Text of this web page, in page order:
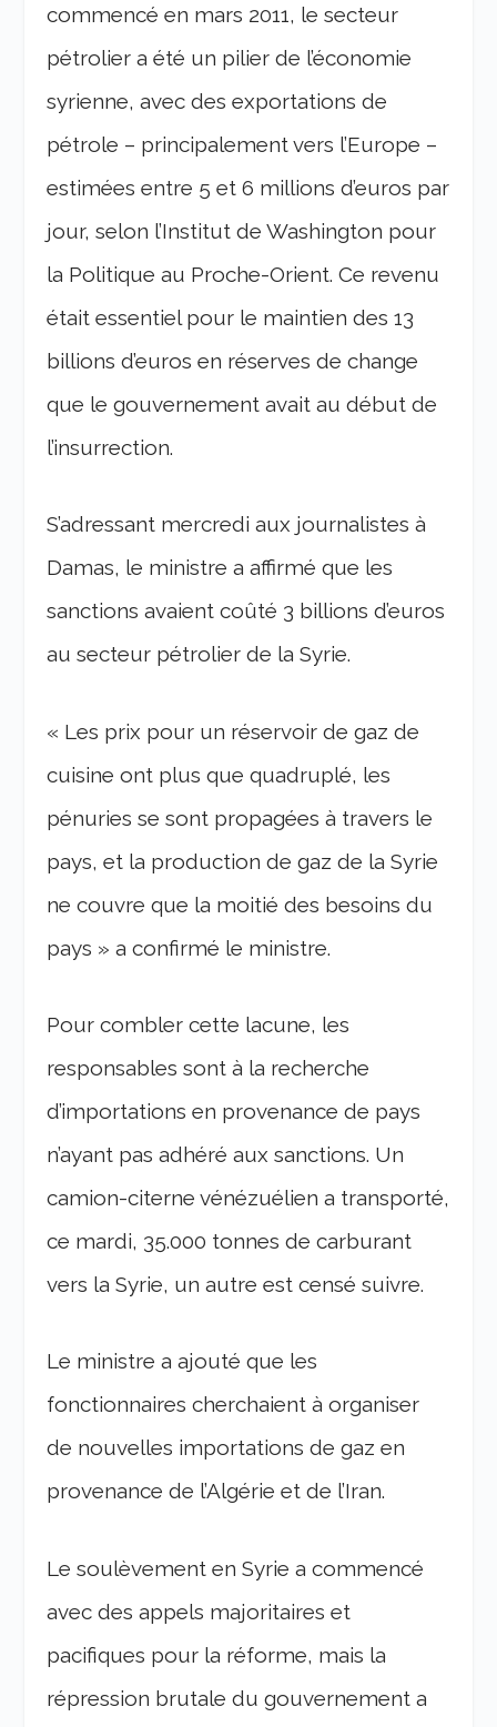
commencé en mars 2011, le secteur
pétrolier a été un pilier de l’économie
syrienne, avec des exportations de
pétrole – principalement vers l’Europe –
estimées entre 5 et 6 millions d’euros par
jour, selon l’Institut de Washington pour
la Politique au Proche-Orient. Ce revenu
était essentiel pour le maintien des 13
billions d’euros en réserves de change
que le gouvernement avait au début de
l’insurrection.
S’adressant mercredi aux journalistes à
Damas, le ministre a affirmé que les
sanctions avaient coûté 3 billions d’euros
au secteur pétrolier de la Syrie.
« Les prix ​​pour un réservoir de gaz de
cuisine ont plus que quadruplé, les
pénuries se sont propagées à travers le
pays, et la production de gaz de la Syrie
ne couvre que la moitié des besoins du
pays » a confirmé le ministre.
Pour combler cette lacune, les
responsables sont à la recherche
d’importations en provenance de pays
n’ayant pas adhéré aux sanctions. Un
camion-citerne vénézuélien a transporté,
ce mardi, 35.000 tonnes de carburant
vers la Syrie, un autre est censé suivre.
Le ministre a ajouté que les
fonctionnaires cherchaient à organiser
de nouvelles importations de gaz en
provenance de l’Algérie et de l’Iran.
Le soulèvement en Syrie a commencé
avec des appels majoritaires et
pacifiques pour la réforme, mais la
répression brutale du gouvernement a